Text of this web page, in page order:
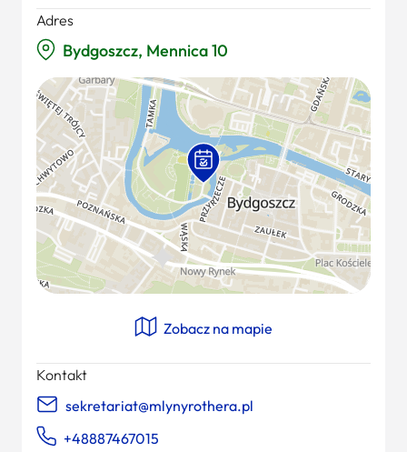
Adres
Bydgoszcz, Mennica 10
Zobacz na mapie
Kontakt
sekretariat@mlynyrothera.pl
+48887467015